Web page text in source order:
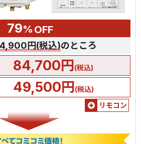
79% OFF
円(税込)のところ
84,700円(税込)
49,500円(税込)
リモコン